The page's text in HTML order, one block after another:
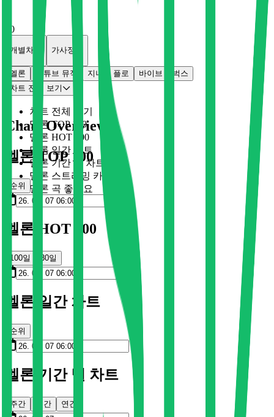
0
개별차트 가사정보
멜론 유튜브 뮤직 지니 플로 바이브
벅스
차트 전체 보기
차트 전체 보기
멜론 TOP 100
멜론 HOT 100
멜론 일간 차트
멜론 기간 별 차트
멜론 스트리밍 카드
멜론 곡 좋아요
Chart Overview
멜론 TOP 100
순위
멜론 HOT 100
100일 30일
멜론 일간 차트
순위
멜론 기간 별 차트
주간 월간 연간